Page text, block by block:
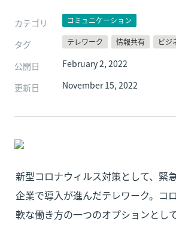
カテゴリ コミュニケーション
タグ テレワーク 情報共有 ビジ
公開日
February 2, 2022
更新日
November 15, 2022
新型コロナウィルス対策として、緊
企業で導入が進んだテレワーク。コ
軟な働き方の一つのオプションとし